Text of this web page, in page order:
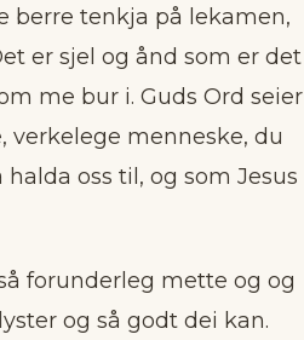
berre tenkja på lekamen,
er sjel og ånd som er det
me bur i. Guds Ord seier
verkelege menneske, du
oss til, og som Jesus
forunderleg mette og og
og så godt dei kan.